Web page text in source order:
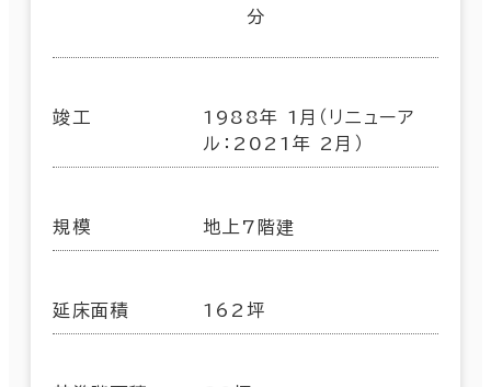
分
竣工
1988年 1月（リニューア
ル：2021年 2月）
規模 地上7階建
延床面積 162坪